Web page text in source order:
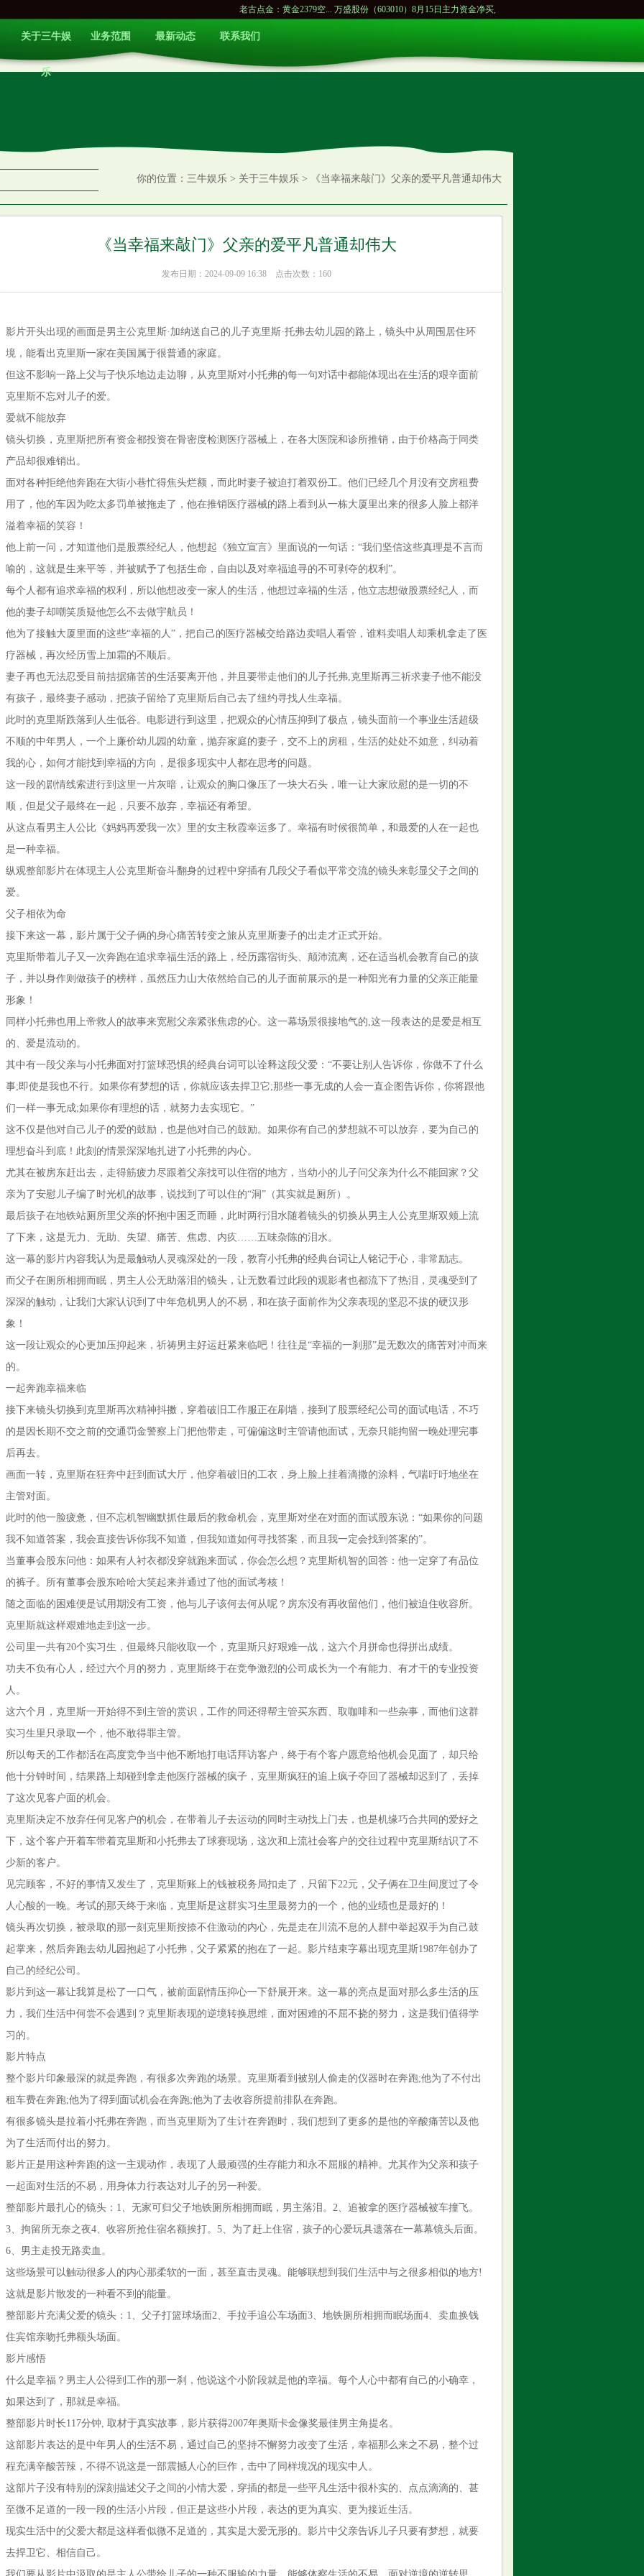
老古点金：黄金2379空... 万盛股份（603010）8月15日主力资金净买入136.00万元...
关于三牛娱
乐
业务范围 最新动态 联系我们
你的位置： 三牛娱乐 > 关于三牛娱乐 > 《当幸福来敲门》父亲的爱平凡普通却伟大
《当幸福来敲门》父亲的爱平凡普通却伟大
发布日期：2024-09-09 16:38 点击次数：160
影片开头出现的画面是男主公克里斯·加纳送自己的儿子克里斯·托弗去幼儿园的路上，镜头中从周围居住环
境，能看出克里斯一家在美国属于很普通的家庭。
但这不影响一路上父与子快乐地边走边聊，从克里斯对小托弗的每一句对话中都能体现出在生活的艰辛面前
克里斯不忘对儿子的爱。
爱就不能放弃
镜头切换，克里斯把所有资金都投资在骨密度检测医疗器械上，在各大医院和诊所推销，由于价格高于同类
产品却很难销出。
面对各种拒绝他奔跑在大街小巷忙得焦头烂额，而此时妻子被迫打着双份工。他们已经几个月没有交房租费
用了，他的车因为吃太多罚单被拖走了，他在推销医疗器械的路上看到从一栋大厦里出来的很多人脸上都洋
溢着幸福的笑容！
他上前一问，才知道他们是股票经纪人，他想起《独立宣言》里面说的一句话：“我们坚信这些真理是不言而
喻的，这就是生来平等，并被赋予了包括生命，自由以及对幸福追寻的不可剥夺的权利”。
每个人都有追求幸福的权利，所以他想改变一家人的生活，他想过幸福的生活，他立志想做股票经纪人，而
他的妻子却嘲笑质疑他怎么不去做宇航员！
他为了接触大厦里面的这些“幸福的人”，把自己的医疗器械交给路边卖唱人看管，谁料卖唱人却乘机拿走了医
疗器械，再次经历雪上加霜的不顺后。
妻子再也无法忍受目前拮据痛苦的生活要离开他，并且要带走他们的儿子托弗,克里斯再三祈求妻子他不能没
有孩子，最终妻子感动，把孩子留给了克里斯后自己去了纽约寻找人生幸福。
此时的克里斯跌落到人生低谷。电影进行到这里，把观众的心情压抑到了极点，镜头面前一个事业生活超级
不顺的中年男人，一个上廉价幼儿园的幼童，抛弃家庭的妻子，交不上的房租，生活的处处不如意，纠动着
我的心，如何才能找到幸福的方向，是很多现实中人都在思考的问题。
这一段的剧情线索进行到这里一片灰暗，让观众的胸口像压了一块大石头，唯一让大家欣慰的是一切的不
顺，但是父子最终在一起，只要不放弃，幸福还有希望。
从这点看男主人公比《妈妈再爱我一次》里的女主秋霞幸运多了。幸福有时候很简单，和最爱的人在一起也
是一种幸福。
纵观整部影片在体现主人公克里斯奋斗翻身的过程中穿插有几段父子看似平常交流的镜头来彰显父子之间的
爱。
父子相依为命
接下来这一幕，影片属于父子俩的身心痛苦转变之旅从克里斯妻子的出走才正式开始。
克里斯带着儿子又一次奔跑在追求幸福生活的路上，经历露宿街头、颠沛流离，还在适当机会教育自己的孩
子，并以身作则做孩子的榜样，虽然压力山大依然给自己的儿子面前展示的是一种阳光有力量的父亲正能量
形象！
同样小托弗也用上帝救人的故事来宽慰父亲紧张焦虑的心。这一幕场景很接地气的,这一段表达的是爱是相互
的、爱是流动的。
其中有一段父亲与小托弗面对打篮球恐惧的经典台词可以诠释这段父爱：“不要让别人告诉你，你做不了什么
事;即使是我也不行。如果你有梦想的话，你就应该去捍卫它;那些一事无成的人会一直企图告诉你，你将跟他
们一样一事无成;如果你有理想的话，就努力去实现它。”
这不仅是他对自己儿子的爱的鼓励，也是他对自己的鼓励。如果你有自己的梦想就不可以放弃，要为自己的
理想奋斗到底！此刻的情景深深地扎进了小托弗的内心。
尤其在被房东赶出去，走得筋疲力尽跟着父亲找可以住宿的地方，当幼小的儿子问父亲为什么不能回家？父
亲为了安慰儿子编了时光机的故事，说找到了可以住的“洞”（其实就是厕所）。
最后孩子在地铁站厕所里父亲的怀抱中困乏而睡，此时两行泪水随着镜头的切换从男主人公克里斯双颊上流
了下来，这是无力、无助、失望、痛苦、焦虑、内疚……五味杂陈的泪水。
这一幕的影片内容我认为是最触动人灵魂深处的一段，教育小托弗的经典台词让人铭记于心，非常励志。
而父子在厕所相拥而眠，男主人公无助落泪的镜头，让无数看过此段的观影者也都流下了热泪，灵魂受到了
深深的触动，让我们大家认识到了中年危机男人的不易，和在孩子面前作为父亲表现的坚忍不拔的硬汉形
象！
这一段让观众的心更加压抑起来，祈祷男主好运赶紧来临吧！往往是“幸福的一刹那”是无数次的痛苦对冲而来
的。
一起奔跑幸福来临
接下来镜头切换到克里斯再次精神抖擞，穿着破旧工作服正在刷墙，接到了股票经纪公司的面试电话，不巧
的是因长期不交之前的交通罚金警察上门把他带走，可偏偏这时主管请他面试，无奈只能拘留一晚处理完事
后再去。
画面一转，克里斯在狂奔中赶到面试大厅，他穿着破旧的工衣，身上脸上挂着滴撒的涂料，气喘吁吁地坐在
主管对面。
此时的他一脸疲惫，但不忘机智幽默抓住最后的救命机会，克里斯对坐在对面的面试股东说：“如果你的问题
我不知道答案，我会直接告诉你我不知道，但我知道如何寻找答案，而且我一定会找到答案的”。
当董事会股东问他：如果有人衬衣都没穿就跑来面试，你会怎么想？克里斯机智的回答：他一定穿了有品位
的裤子。所有董事会股东哈哈大笑起来并通过了他的面试考核！
随之面临的困难便是试用期没有工资，他与儿子该何去何从呢？房东没有再收留他们，他们被迫住收容所。
克里斯就这样艰难地走到这一步。
公司里一共有20个实习生，但最终只能收取一个，克里斯只好艰难一战，这六个月拼命也得拼出成绩。
功夫不负有心人，经过六个月的努力，克里斯终于在竞争激烈的公司成长为一个有能力、有才干的专业投资
人。
这六个月，克里斯一开始得不到主管的赏识，工作的同还得帮主管买东西、取咖啡和一些杂事，而他们这群
实习生里只录取一个，他不敢得罪主管。
所以每天的工作都活在高度竞争当中他不断地打电话拜访客户，终于有个客户愿意给他机会见面了，却只给
他十分钟时间，结果路上却碰到拿走他医疗器械的疯子，克里斯疯狂的追上疯子夺回了器械却迟到了，丢掉
了这次见客户面的机会。
克里斯决定不放弃任何见客户的机会，在带着儿子去运动的同时主动找上门去，也是机缘巧合共同的爱好之
下，这个客户开着车带着克里斯和小托弗去了球赛现场，这次和上流社会客户的交往过程中克里斯结识了不
少新的客户。
见完顾客，不好的事情又发生了，克里斯账上的钱被税务局扣走了，只留下22元，父子俩在卫生间度过了令
人心酸的一晚。考试的那天终于来临，克里斯是这群实习生里最努力的一个，他的业绩也是最好的！
镜头再次切换，被录取的那一刻克里斯按捺不住激动的内心，先是走在川流不息的人群中举起双手为自己鼓
起掌来，然后奔跑去幼儿园抱起了小托弗，父子紧紧的抱在了一起。影片结束字幕出现克里斯1987年创办了
自己的经纪公司。
影片到这一幕让我算是松了一口气，被前面剧情压抑心一下舒展开来。这一幕的亮点是面对那么多生活的压
力，我们生活中何尝不会遇到？克里斯表现的逆境转换思维，面对困难的不屈不挠的努力，这是我们值得学
习的。
影片特点
整个影片印象最深的就是奔跑，有很多次奔跑的场景。克里斯看到被别人偷走的仪器时在奔跑;他为了不付出
租车费在奔跑;他为了得到面试机会在奔跑;他为了去收容所提前排队在奔跑。
有很多镜头是拉着小托弗在奔跑，而当克里斯为了生计在奔跑时，我们想到了更多的是他的辛酸痛苦以及他
为了生活而付出的努力。
影片正是用这种奔跑的这一主观动作，表现了人最顽强的生存能力和永不屈服的精神。尤其作为父亲和孩子
一起面对生活的不易，用身体力行表达对儿子的另一种爱。
整部影片最扎心的镜头：1、无家可归父子地铁厕所相拥而眠，男主落泪。2、追被拿的医疗器械被车撞飞。
3、拘留所无奈之夜4、收容所抢住宿名额挨打。5、为了赶上住宿，孩子的心爱玩具遗落在一幕幕镜头后面。
6、男主走投无路卖血。
这些场景可以触动很多人的内心那柔软的一面，甚至直击灵魂。能够联想到我们生活中与之很多相似的地方!
这就是影片散发的一种看不到的能量。
整部影片充满父爱的镜头：1、父子打篮球场面2、手拉手追公车场面3、地铁厕所相拥而眠场面4、卖血换钱
住宾馆亲吻托弗额头场面。
影片感悟
什么是幸福？男主人公得到工作的那一刹，他说这个小阶段就是他的幸福。每个人心中都有自己的小确幸，
如果达到了，那就是幸福。
整部影片时长117分钟, 取材于真实故事，影片获得2007年奥斯卡金像奖最佳男主角提名。
这部影片表达的是中年男人的生活不易，通过自己的坚持不懈努力改变了生活，幸福那么来之不易，整个过
程充满辛酸苦辣，不得不说这是一部震撼人心的巨作，击中了同样境况的现实中人。
这部片子没有特别的深刻描述父子之间的小情大爱，穿插的都是一些平凡生活中很朴实的、点点滴滴的、甚
至微不足道的一段一段的生活小片段，但正是这些小片段，表达的更为真实、更为接近生活。
现实生活中的父爱大都是这样看似微不足道的，其实是大爱无形的。影片中父亲告诉儿子只要有梦想，就要
去捍卫它、相信自己。